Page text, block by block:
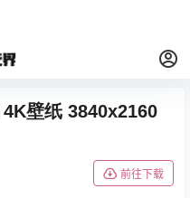
壁纸 3840x2160
前往下载